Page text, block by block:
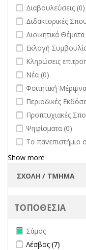
undefined
Διαβουλεύσεις (0)
undefined
Διδακτορικές
undefined
Διοικητικά
undefined
Εκλογή
undefined
Κληρώσεις
undefined
Νέα (0)
undefined
Φοιτητική
undefined
Περιοδικές
undefined
Προπτυχιακές
undefined
Ψηφίσματα (0)
undefined
Το πανεπιστήμιο
Show more
ΤΟΠΟΘΕΣΙΑ
Remove Σάμος filter
Σάμος
Apply Λέσβος filter
Λέσβος (7)